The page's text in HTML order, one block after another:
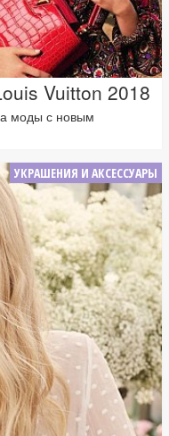
Vuitton 2018
моды с новым
УКРАШЕНИЯ И АКСЕССУАРЫ